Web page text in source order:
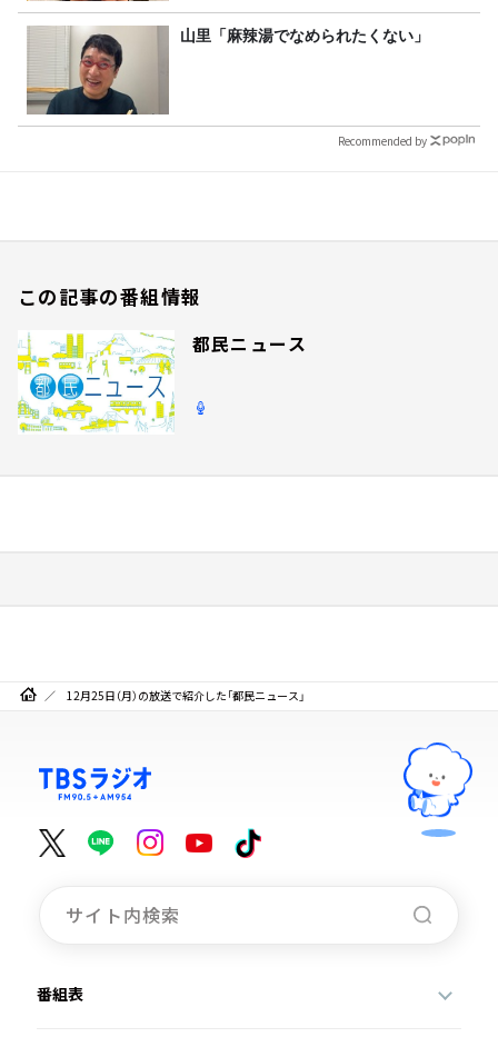
山里「麻辣湯でなめられたくない」
Recommended by
この記事の番組情報
都民ニュース
12月25日（月）の放送で紹介した「都民ニュース」
番組表